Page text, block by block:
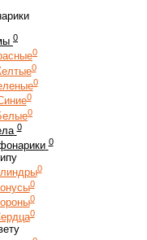
0
0
0
0
0
0
0
0
0
0
0
0